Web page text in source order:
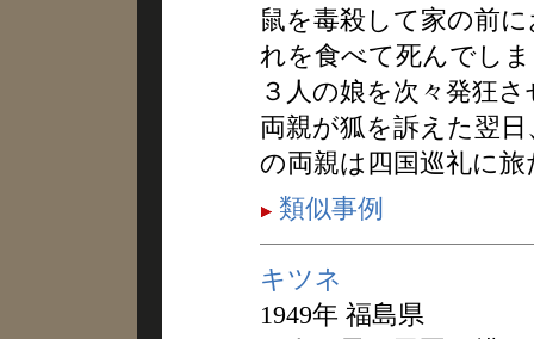
鼠を毒殺して家の前
れを食べて死んでし
３人の娘を次々発狂
両親が狐を訴えた翌
の両親は四国巡礼に
類似事例
キツネ
1949年 福島県